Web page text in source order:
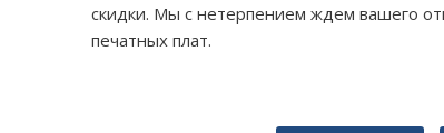
скидки. Мы с нетерпением ждем вашего
печатных плат.